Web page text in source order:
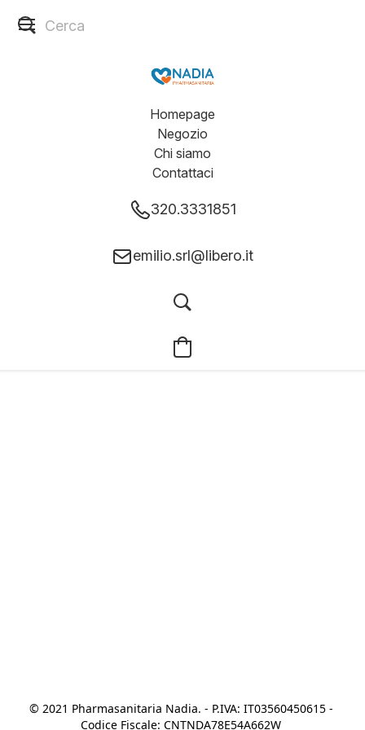
Homepage
Negozio
Chi siamo
Contattaci
320.3331851
emilio.srl@libero.it
© 2021 Pharmasanitaria Nadia. - P.IVA: IT03560450615 -
Codice Fiscale: CNTNDA78E54A662W